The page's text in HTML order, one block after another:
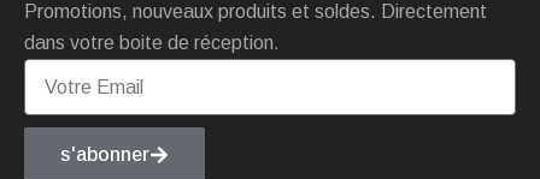
Promotions, nouveaux produits et soldes. Directement
dans votre boite de réception.
s'abonner